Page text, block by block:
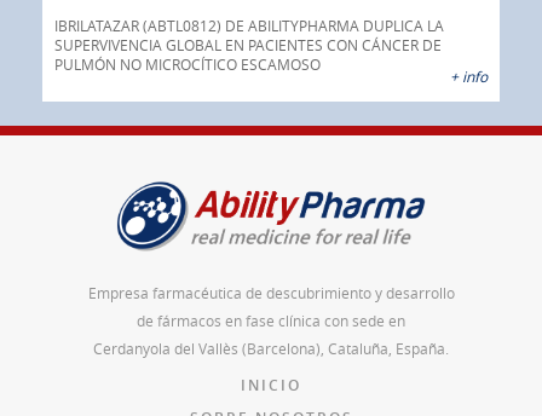
IBRILATAZAR (ABTL0812) DE ABILITYPHARMA DUPLICA LA
SUPERVIVENCIA GLOBAL EN PACIENTES CON CÁNCER DE
PULMÓN NO MICROCÍTICO ESCAMOSO
+ info
Empresa farmacéutica de descubrimiento y desarrollo
de fármacos en fase clínica con sede en
Cerdanyola del Vallès (Barcelona), Cataluña, España.
INICIO